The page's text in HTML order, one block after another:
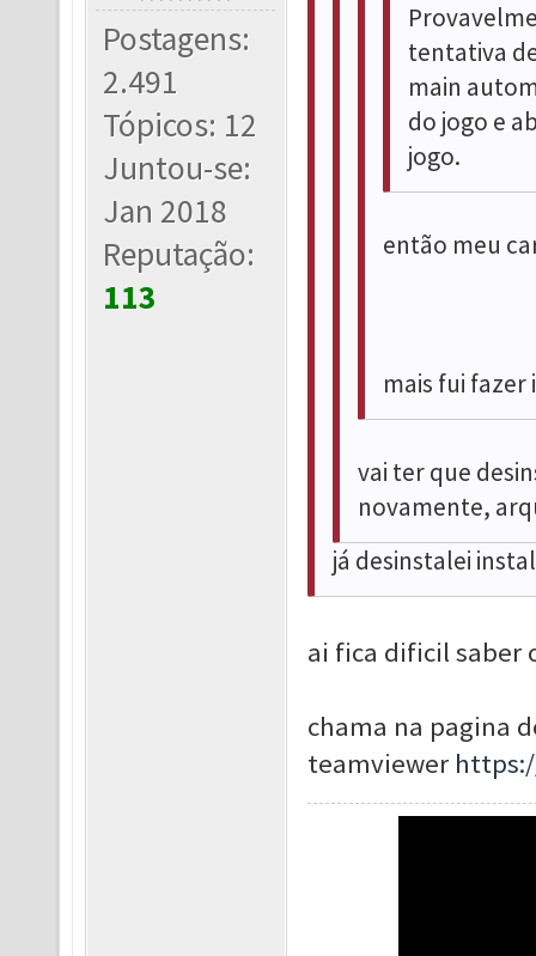
Postagens:
2.491
Tópicos: 12
Juntou-se:
Jan 2018
Reputação:
113
tentativa
main
do jogo e
jogo.
então meu
mais fui
vai ter que
novamente,
já desinstalei
ai fica dificil saber
chama na pagina
teamviewer